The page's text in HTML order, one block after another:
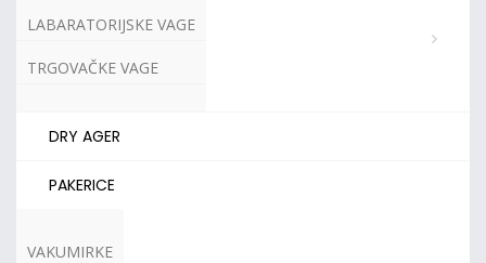
LABARATORIJSKE VAGE
TRGOVAČKE VAGE
DRY AGER
PAKERICE
VAKUMIRKE